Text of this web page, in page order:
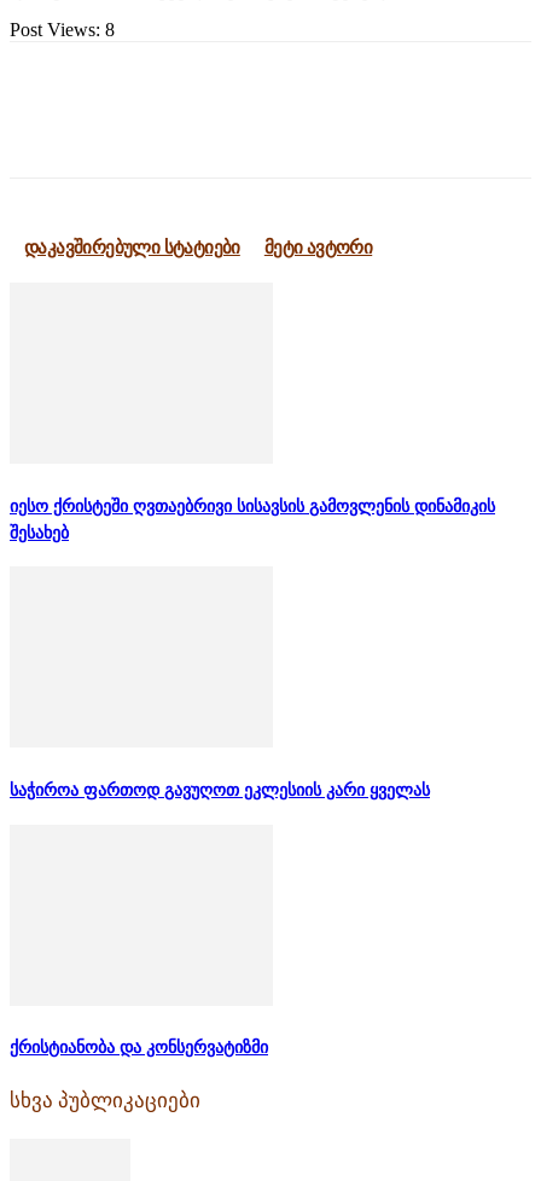
Post Views: 8
დაკავშირებული სტატიები მეტი ავტორი
იესო ქრისტეში ღვთაებრივი სისავსის გამოვლენის დინამიკის
შესახებ
საჭიროა ფართოდ გავუღოთ ეკლესიის კარი ყველას
ქრისტიანობა და კონსერვატიზმი
სხვა პუბლიკაციები